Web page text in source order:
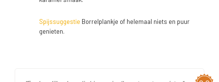
Spijssuggestie Borrelplankje of helemaal niets en puur
genieten.